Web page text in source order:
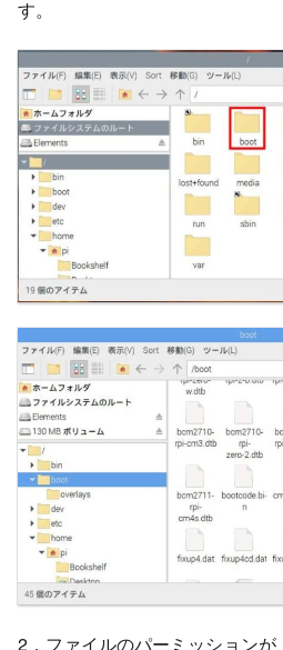
す。
2．ファイルのパーミッションが、